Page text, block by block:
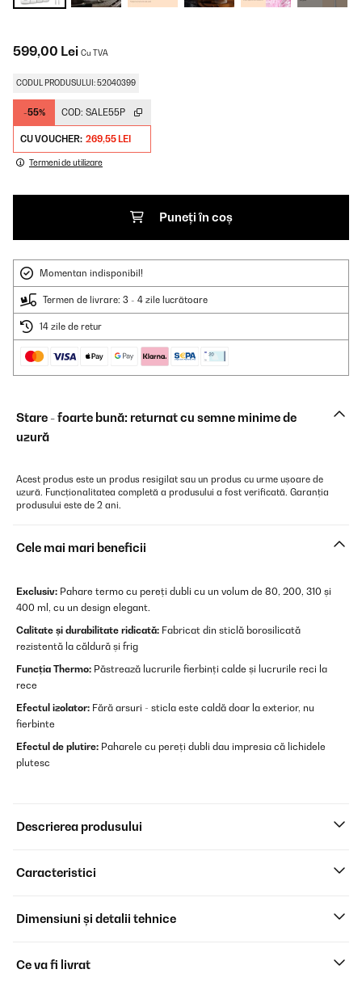
599,00 Lei Cu TVA
CODUL PRODUSULUI: 52040399
-55% COD: SALE55P
CU VOUCHER: 269,55 LEI
Termeni de utilizare
Puneți în coș
Momentan indisponibil!
Termen de livrare: 3 - 4 zile lucrătoare
14 zile de retur
Stare - foarte bună: returnat cu semne minime de
uzură
Acest produs este un produs resigilat sau un produs cu urme ușoare de
uzură. Funcționalitatea completă a produsului a fost verificată. Garanția
produsului este de 2 ani.
Cele mai mari beneficii
Exclusiv: Pahare termo cu pereți dubli cu un volum de 80, 200, 310 și
400 ml, cu un design elegant.
Calitate și durabilitate ridicată: Fabricat din sticlă borosilicată
rezistentă la căldură și frig
Funcția Thermo: Păstrează lucrurile fierbinți calde și lucrurile reci la
rece
Efectul izolator: Fără arsuri - sticla este caldă doar la exterior, nu
fierbinte
Efectul de plutire: Paharele cu pereți dubli dau impresia că lichidele
plutesc
Descrierea produsului
Caracteristici
Dimensiuni și detalii tehnice
Ce va fi livrat